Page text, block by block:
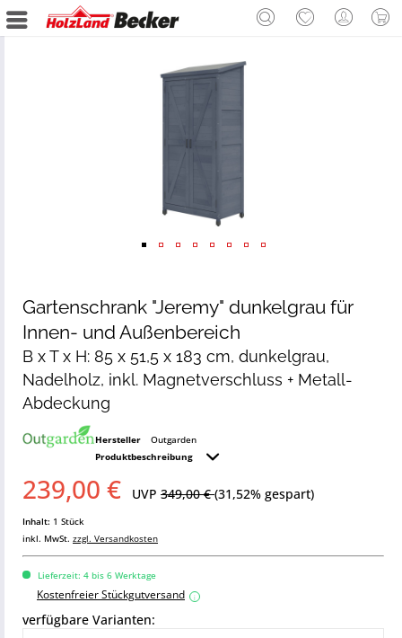
Gartenschrank "Jeremy" dunkelgrau für
Innen- und Außenbereich
B x T x H: 85 x 51,5 x 183 cm, dunkelgrau,
Nadelholz, inkl. Magnetverschluss + Metall-
Abdeckung
Hersteller
Outgarden
Produktbeschreibung
239,00 € UVP 349,00 €(31,52% gespart)
Inhalt: 1 Stück
inkl. MwSt. zzgl. Versandkosten
Lieferzeit: 4 bis 6 Werktage
Kostenfreier Stückgutversand i
verfügbare Varianten: